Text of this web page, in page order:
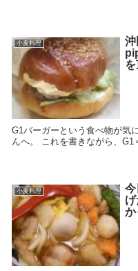
小麦料理
沖
を
G1バーガーという食べ物が気
んへ。 これを書きながら、G1
小麦料理
今
か